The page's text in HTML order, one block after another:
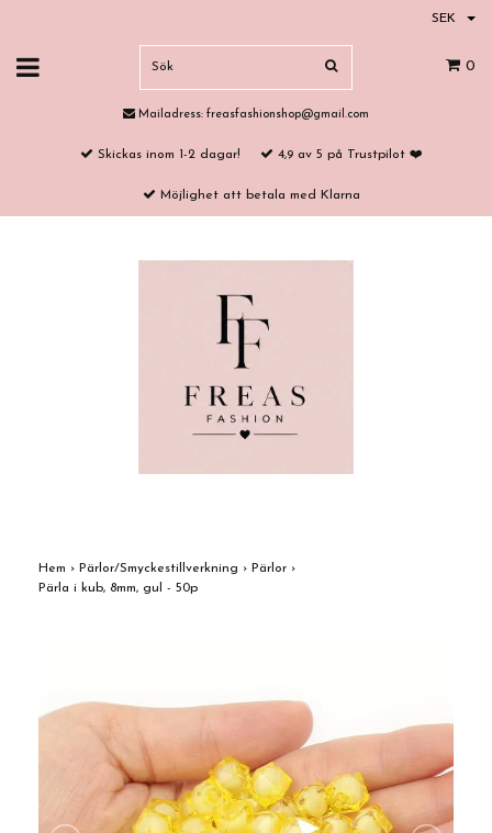
SEK
0
Mailadress: freasfashionshop@gmail.com
Skickas inom 1-2 dagar! 4,9 av 5 på Trustpilot ❤️
Möjlighet att betala med Klarna
Hem › Pärlor/Smyckestillverkning › Pärlor ›
Pärla i kub, 8mm, gul - 50p